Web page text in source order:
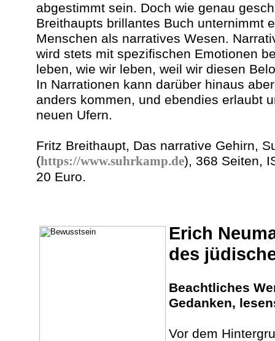
abgestimmt sein. Doch wie genau
Breithaupts brillantes Buch unternimmt
Menschen als narratives Wesen.
wird stets mit spezifischen Emotionen
leben, wie wir leben, weil wir diesen
In Narrationen kann darüber hinaus
anders kommen, und ebendies erlaubt
neuen Ufern.
Fritz Breithaupt, Das narrative Gehirn,
(https://www.suhrkamp.de), 368 Seiten,
20 Euro.
Erich
des
Beachtliches
Gedanken,
Vor dem